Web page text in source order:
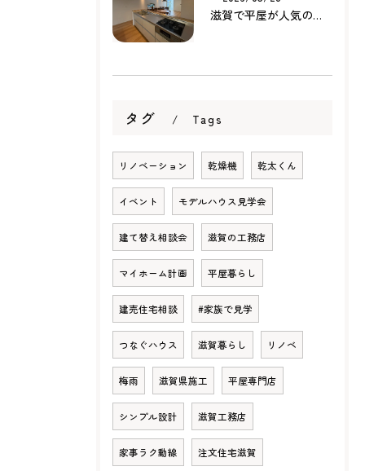
滋賀で平屋が人気の理由とは？暮らしやすさ・家事動線・将来性から考える家づくり
タグ Tags
リノベーション 乾燥機 乾太くん
イベント モデルハウス見学会
建て替え相談会 滋賀の工務店
マイホーム計画 平屋暮らし
建売住宅相談 #家族で見学
つなぐハウス 滋賀暮らし リノベ
梅雨 滋賀県施工 平屋専門店
シンプル設計 滋賀工務店
家事ラク動線 注文住宅滋賀